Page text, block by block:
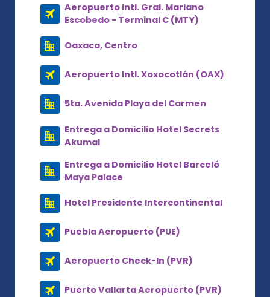
Aeropuerto Intl. Gral. Mariano
Escobedo - Terminal C (MTY)
Oaxaca, Centro
Aeropuerto Intl. Xoxocotlán (OAX)
5ta. Avenida Playa del Carmen
Entrega a Domicilio Hotel Secrets
Akumal
Entrega a Domicilio Hotel Barceló
Maya Palace
Hotel Presidente Intercontinental
Puebla Aeropuerto (PUE)
Aeropuerto Check-In (PVR)
Puerto Vallarta Aeropuerto (PVR)